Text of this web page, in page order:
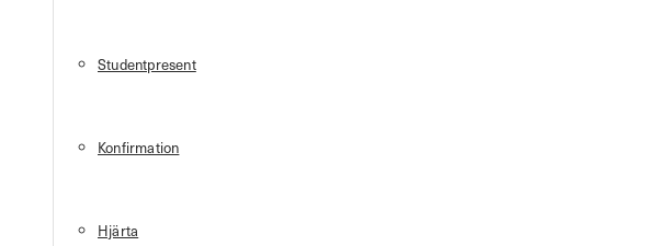
Studentpresent
Konfirmation
Hjärta